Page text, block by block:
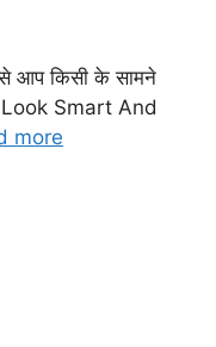
आप किसी के सामने
Look Smart And
more